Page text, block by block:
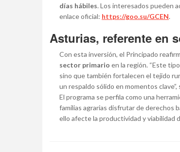
días hábiles. Los interesados pueden
enlace oficial: https://goo.su/GCEN.
Asturias, referente en
Con esta inversión, el Principado
sector primario en la región. “Este
sino que también fortalecen el tejido
un respaldo sólido en momentos
El programa se perfila como una
familias agrarias disfrutar de derechos
ello afecte la productividad y viabilidad